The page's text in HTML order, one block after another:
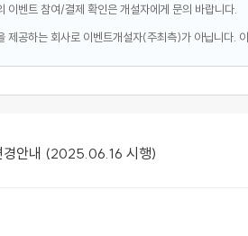
벤트 참여/결제 확인은 개설자에게 문의 바랍니다.
공하는 회사로 이벤트개설자(주최측)가 아닙니다.
경안내 (2025.06.16 시행)